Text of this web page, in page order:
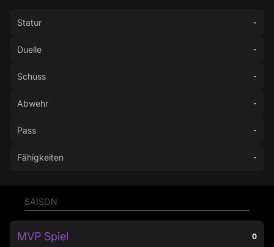
Statur -
Duelle -
Schuss -
Abwehr -
Pass -
Fähigkeiten -
SAISON
MVP Spiel 0